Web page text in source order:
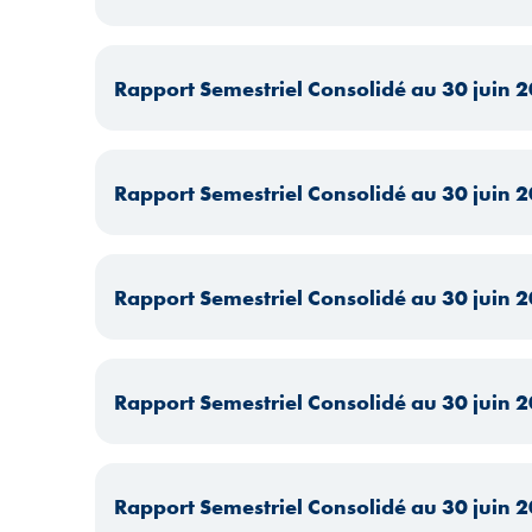
Rapport Semestriel Consolidé au 30 juin
Rapport Semestriel Consolidé au 30 juin
Rapport Semestriel Consolidé au 30 juin
Rapport Semestriel Consolidé au 30 juin
Rapport Semestriel Consolidé au 30 juin